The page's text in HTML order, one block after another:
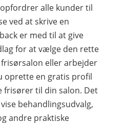
alle kunder til
ved at skrive en
er med til at give
for at vælge den rette
eller arbejder
oprette en gratis profil
frisører til din salon. Det
behandlingsudvalg,
andre praktiske